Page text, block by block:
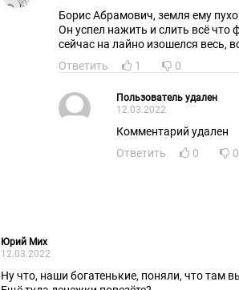
Борис Абрамович, земля ему
Он успел нажить и слить всё что
сейчас на лайно изошелся весь,
Ответить
1 0
Пользователь удален
12.03.2022
Комментарий удален
Ответить
0 0
Юрий Мих
12.03.2022